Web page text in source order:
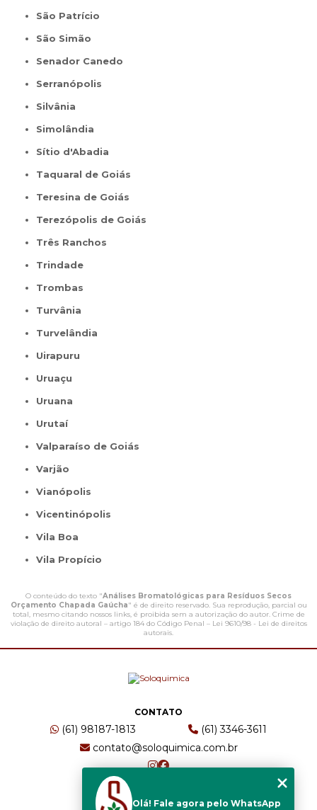
São Patrício
São Simão
Senador Canedo
Serranópolis
Silvânia
Simolândia
Sítio d'Abadia
Taquaral de Goiás
Teresina de Goiás
Terezópolis de Goiás
Três Ranchos
Trindade
Trombas
Turvânia
Turvelândia
Uirapuru
Uruaçu
Uruana
Urutaí
Valparaíso de Goiás
Varjão
Vianópolis
Vicentinópolis
Vila Boa
Vila Propício
O conteúdo do texto "Análises Bromatológicas para Resíduos Secos
Orçamento Chapada Gaúcha" é de direito reservado. Sua reprodução, parcial ou
total, mesmo citando nossos links, é proibida sem a autorização do autor. Crime de
violação de direito autoral – artigo 184 do Código Penal – Lei 9610/98 - Lei de direitos
autorais.
CONTATO
(61) 98187-1813
(61) 3346-3611
contato@soloquimica.com.br
ENDEREÇO
Olá! Fale agora pelo WhatsApp